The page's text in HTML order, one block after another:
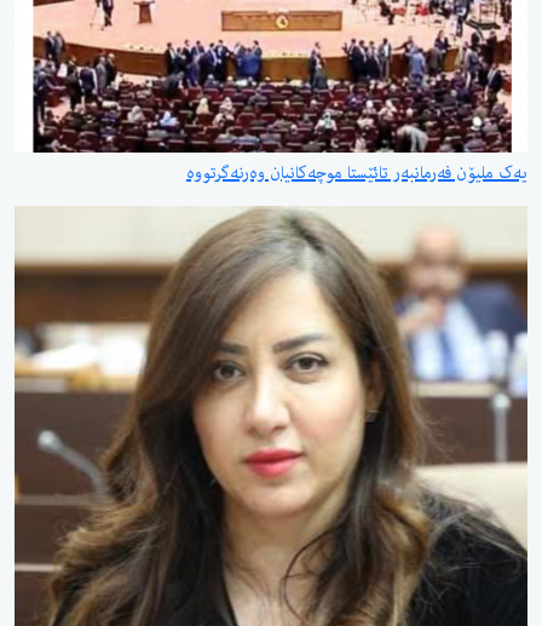
یەک ملیۆن فەرمانبەر تائێستا موچەکانیان وەرنەگرتووە